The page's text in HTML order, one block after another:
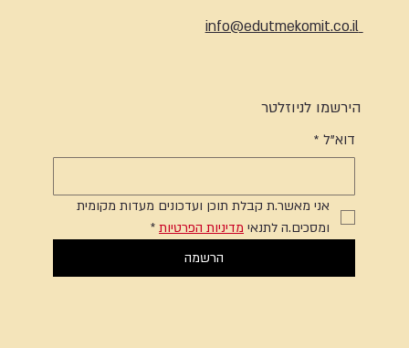
info@edutmekomit.co.il
הירשמו לניוזלטר
דוא"ל *
אני מאשר.ת קבלת תוכן ועדכונים מעדות מקומית
ומסכים.ה לתנאי מדיניות הפרטיות *
הרשמה